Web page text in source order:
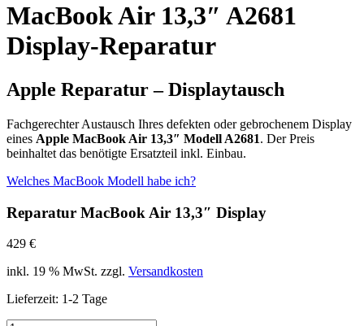
MacBook Air 13,3″ A2681
Display-Reparatur
Apple Reparatur – Displaytausch
Fachgerechter Austausch Ihres defekten oder gebrochenem Display
eines Apple MacBook Air 13,3″ Modell A2681. Der Preis
beinhaltet das benötigte Ersatzteil inkl. Einbau.
Welches MacBook Modell habe ich?
Reparatur MacBook Air 13,3″ Display
429 €
inkl. 19 % MwSt. zzgl. Versandkosten
Lieferzeit: 1-2 Tage